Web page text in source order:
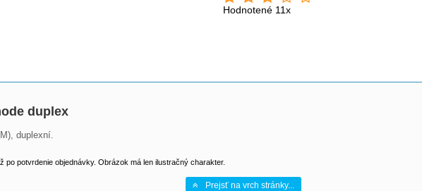
Hodnotené 11x
duplex
duplexní.
potvrdenie objednávky. Obrázok má len ilustračný charakter.
Prejsť na vrch stránky...